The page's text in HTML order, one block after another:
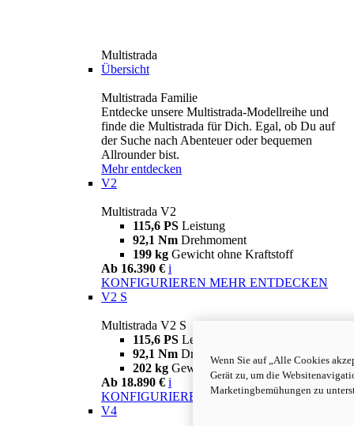
Multistrada
Übersicht
Multistrada Familie
Entdecke unsere Multistrada-Modellreihe und
finde die Multistrada für Dich. Egal, ob Du auf
der Suche nach Abenteuer oder bequemen
Allrounder bist.
Mehr entdecken
V2
Multistrada V2
115,6 PS Leistung
92,1 Nm Drehmoment
199 kg Gewicht ohne Kraftstoff
Ab 16.390 € i
KONFIGURIEREN MEHR ENTDECKEN
V2 S
Multistrada V2 S
115,6 PS Leistung
92,1 Nm Drehmoment
202 kg Gewicht ohne Kraftstoff
Ab 18.890 € i
KONFIGURIEREN
MEHR ENTDECKEN
V4
Wenn Sie auf „Alle Cookies
Gerät zu, um die
Marketingbemühungen zu